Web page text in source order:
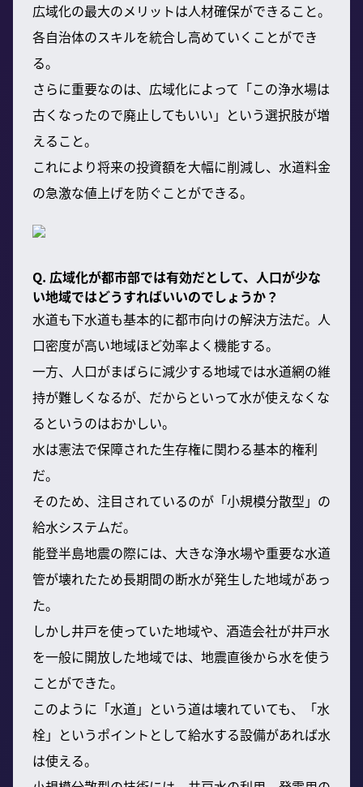
広域化の最大のメリットは人材確保ができること。
各自治体のスキルを統合し高めていくことができ
る。
さらに重要なのは、広域化によって「この浄水場は
古くなったので廃止してもいい」という選択肢が増
えること。
これにより将来の投資額を大幅に削減し、水道料金
の急激な値上げを防ぐことができる。
Q. 広域化が都市部では有効だとして、人口が少な
い地域ではどうすればいいのでしょうか？
水道も下水道も基本的に都市向けの解決方法だ。人
口密度が高い地域ほど効率よく機能する。
一方、人口がまばらに減少する地域では水道網の維
持が難しくなるが、だからといって水が使えなくな
るというのはおかしい。
水は憲法で保障された生存権に関わる基本的権利
だ。
そのため、注目されているのが「小規模分散型」の
給水システムだ。
能登半島地震の際には、大きな浄水場や重要な水道
管が壊れたため長期間の断水が発生した地域があっ
た。
しかし井戸を使っていた地域や、酒造会社が井戸水
を一般に開放した地域では、地震直後から水を使う
ことができた。
このように「水道」という道は壊れていても、「水
栓」というポイントとして給水する設備があれば水
は使える。